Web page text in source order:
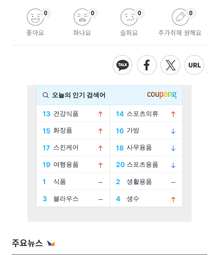
좋아요
0
화나요
0
슬퍼요
0
추가취재 원해요
0
주요뉴스